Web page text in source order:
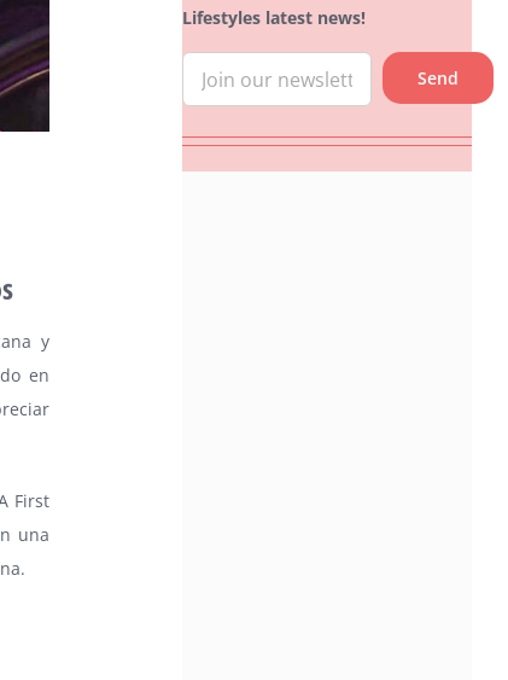
y
en
First
una
Lifestyles latest news!